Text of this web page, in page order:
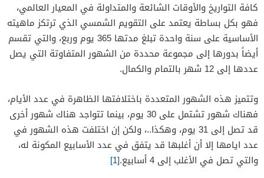
كافة التواريخ والأوقات الشائعة والمتداولة في المعيار العالمي،
فهو بكل بساطة يعتمد على التقويم الشمسي الذي ترتكز ماهيته
الأساسية على سنة واحدة تبلغ مدتها 365 يوم وربع، والتي تقسم
أيضاً بدورها إلى مجموعة محددة من الشهور المتفاوتة التي يصل
عددها إلى 12 شهر بالتمام والكمال.
وتتميز هذه الشهور المتعددة باختلافتها الظاهرة في عدد الأيام،
فهناك شهور تشتمل على 30 يوم، بينما تتواجد هناك شهور أخرى
قد تصل إلى 31 يوم، وهكذا..، ولكن إن اختلفت هذه الشهور في
عدد ايامها إلا أن أغلبها قد يتفق في عدد الأسابيع المكونة له،
والتي تصل في الأغلب إلى 4 أسابيع.
[1]